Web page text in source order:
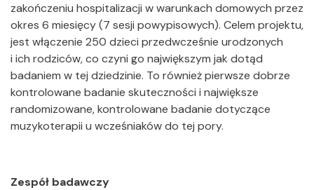
zakończeniu hospitalizacji w warunkach domowych przez
okres 6 miesięcy (7 sesji powypisowych). Celem projektu,
jest włączenie 250 dzieci przedwcześnie urodzonych
i ich rodziców, co czyni go największym jak dotąd
badaniem w tej dziedzinie. To również pierwsze dobrze
kontrolowane badanie skuteczności i największe
randomizowane, kontrolowane badanie dotyczące
muzykoterapii u wcześniaków do tej pory.
Zespół badawczy